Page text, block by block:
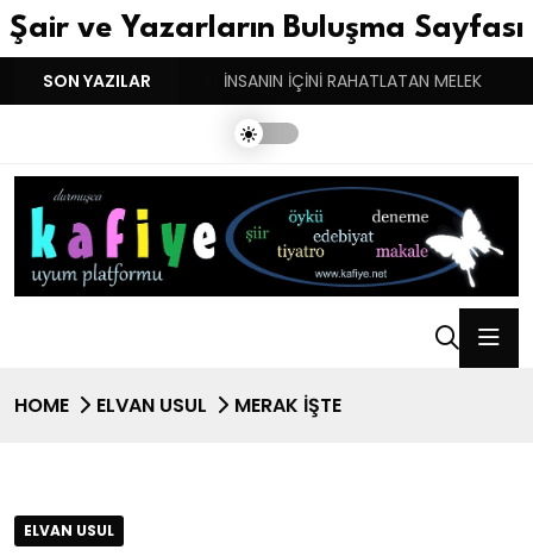
Şair ve Yazarların Buluşma Sayfası
SON YAZILAR
BASARINDIR! İNSANIN İÇİNİ RAHATLATAN MELEK
HOME ELVAN USUL MERAK İŞTE
ELVAN USUL